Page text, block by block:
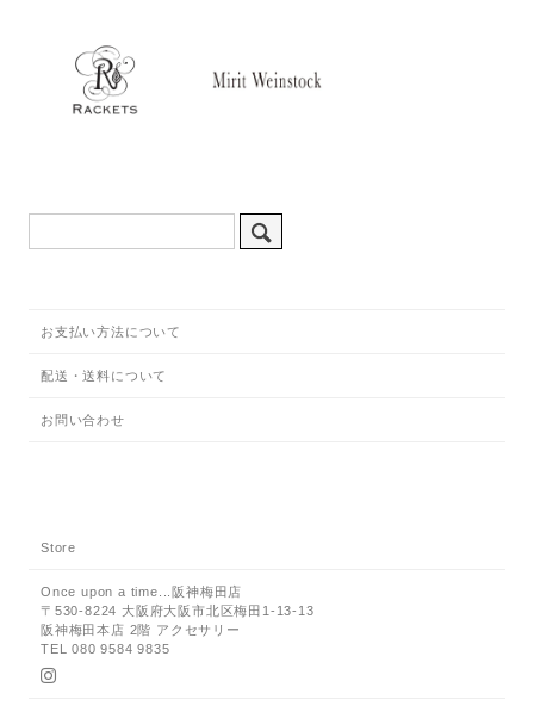
お支払い方法について
配送・送料について
お問い合わせ
Store
Once upon a time...阪神梅田店
〒530-8224 大阪府大阪市北区梅田1-13-13
阪神梅田本店 2階 アクセサリー
TEL 080 9584 9835